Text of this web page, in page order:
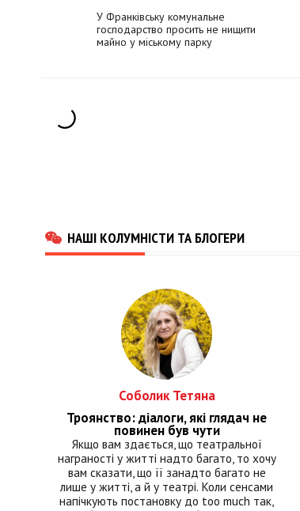
У Франківську комунальне
господарство просить не нищити
майно у міському парку
НАШІ КОЛУМНІСТИ ТА БЛОГЕРИ
Соболик Тетяна
Троянство: діалоги, які глядач не
повинен був чути
Якщо вам здається, що театральної
награності у житті надто багато, то хочу
вам сказати, що її занадто багато не
лише у житті, а й у театрі. Коли сенсами
напічкують постановку до too much так,